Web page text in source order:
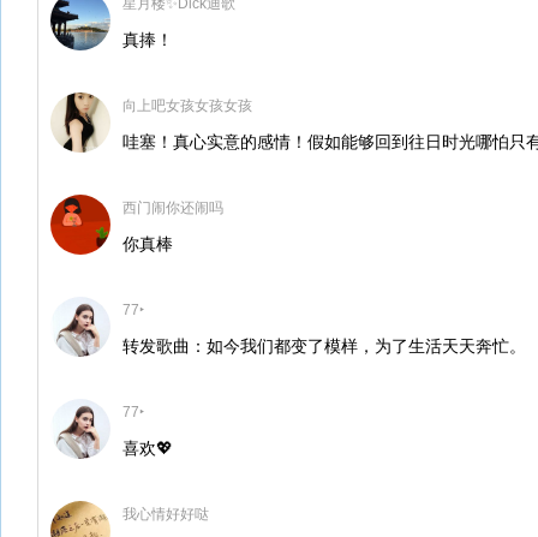
星月楼✨Dick迪歌
真捧！
向上吧女孩女孩女孩
哇塞！真心实意的感情！假如能够回到往日时光哪怕只
西门闹你还闹吗
你真棒
77‣
转发歌曲：如今我们都变了模样，为了生活天天奔忙。
77‣
喜欢💖
我心情好好哒